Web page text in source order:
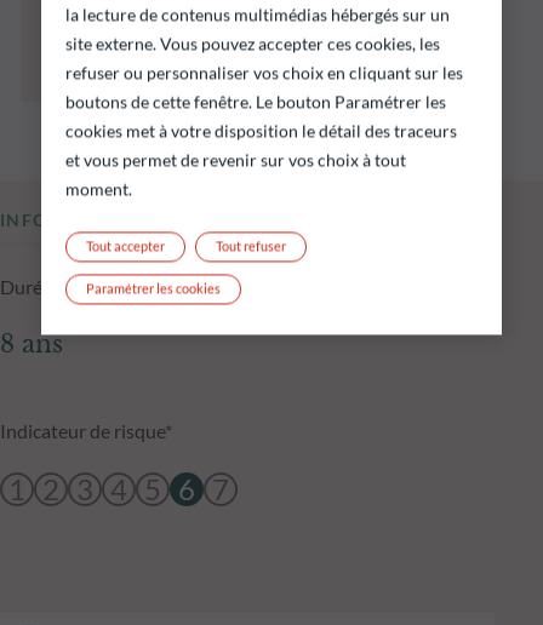
sont pas constantes dans le temps.
L’atteinte des objectifs d’investissement ne
peut être garantie.
INFORMATIONS CLÉS
Durée d'investissement conseillée
8 ans
Indicateur de risque*
1 2 3 4 5 6 7
la lecture de contenus multimédias hébergés sur un
site externe. Vous pouvez accepter ces cookies, les
refuser ou personnaliser vos choix en cliquant sur les
boutons de cette fenêtre. Le bouton Paramétrer les
cookies met à votre disposition le détail des traceurs
et vous permet de revenir sur vos choix à tout
moment.
Tout refuser
Tout accepter
Paramétrer les cookies